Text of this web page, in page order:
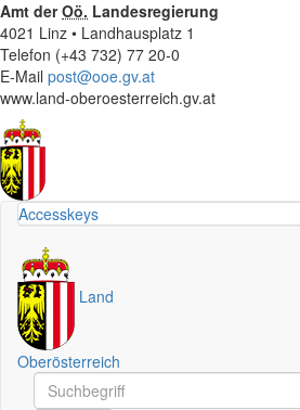
Amt derOö. Landesregierung
4021 Linz • Landhausplatz 1
Telefon (+43 732) 77 20-0
E-Mail post@ooe.gv.at
www.land-oberoesterreich.gv.at
Accesskeys
Land
Oberösterreich
Schnellsuche
Schnellsuche